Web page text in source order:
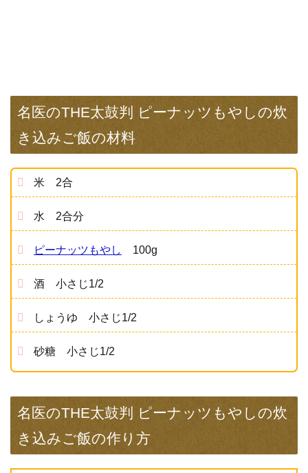
名医のTHE太鼓判 ピーナッツもやしの炊
き込みご飯の材料
米 2合
水 2合分
ピーナッツもやし 100g
酒 小さじ1/2
しょうゆ 小さじ1/2
砂糖 小さじ1/2
名医のTHE太鼓判 ピーナッツもやしの炊
き込みご飯の作り方